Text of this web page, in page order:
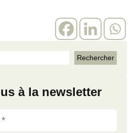
à la newsletter